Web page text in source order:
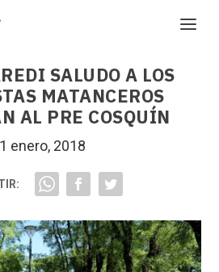
SALUDO A LOS
MATANCEROS
AL PRE COSQUÍN
enero, 2018